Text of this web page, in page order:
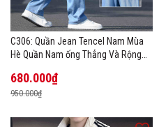
C306: Quần Jean Tencel Nam Mùa
Hè Quần Nam ống Thẳng Và Rộng
680.000₫
950.000₫